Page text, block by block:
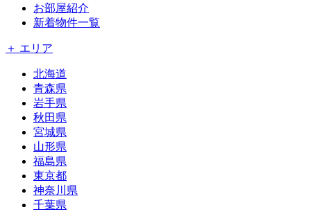
お部屋紹介
新着物件一覧
＋ エリア
北海道
青森県
岩手県
秋田県
宮城県
山形県
福島県
東京都
神奈川県
千葉県